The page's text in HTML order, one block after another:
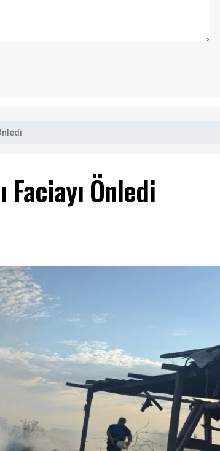
Faciayı Önledi